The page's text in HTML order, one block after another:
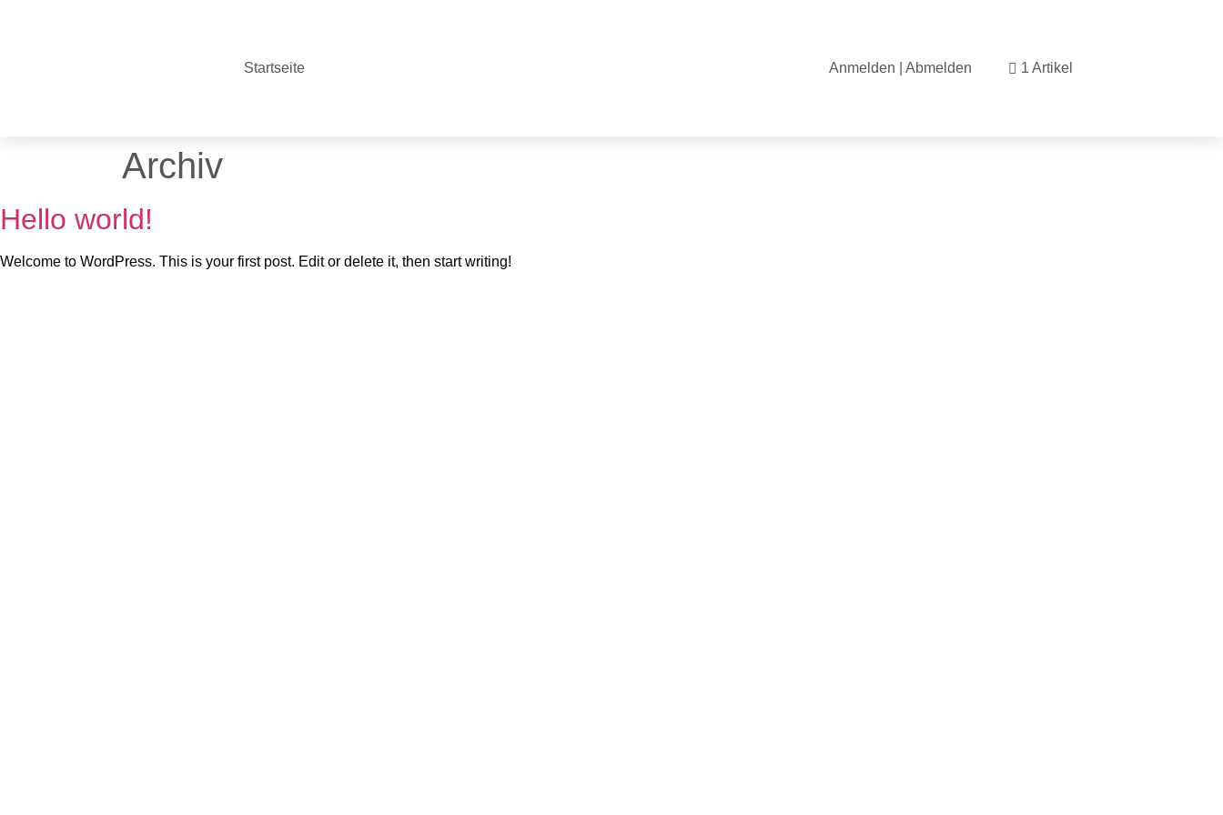
Startseite Anmelden | Abmelden 1 Artikel
Archiv
Hello world!
Welcome to WordPress. This is your first post. Edit or delete it, then start writing!